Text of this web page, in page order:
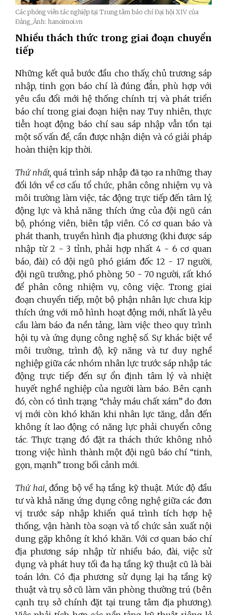
Các phóng viên tác nghiệp tại Trung tâm báo chí Đại hội XIV của
Đảng_Ảnh: hanoimoi.vn
Nhiều thách thức trong giai đoạn chuyển
tiếp
Những kết quả bước đầu cho thấy, chủ trương sáp
nhập, tinh gọn báo chí là đúng đắn, phù hợp với
yêu cầu đổi mới hệ thống chính trị và phát triển
báo chí trong giai đoạn hiện nay. Tuy nhiên, thực
tiễn hoạt động báo chí sau sáp nhập vẫn tồn tại
một số vấn đề, cần được nhận diện và có giải pháp
hoàn thiện kịp thời.
Thứ nhất, quá trình sáp nhập đã tạo ra những thay
đổi lớn về cơ cấu tổ chức, phân công nhiệm vụ và
môi trường làm việc, tác động trực tiếp đến tâm lý,
động lực và khả năng thích ứng của đội ngũ cán
bộ, phóng viên, biên tập viên. Có cơ quan báo và
phát thanh, truyền hình địa phương (khi được sáp
nhập từ 2 - 3 tỉnh, phải hợp nhất 4 - 6 cơ quan
báo, đài) có đội ngũ phó giám đốc 12 - 17 người,
đội ngũ trưởng, phó phòng 50 - 70 người, rất khó
để phân công nhiệm vụ, công việc. Trong giai
đoạn chuyển tiếp, một bộ phận nhân lực chưa kịp
thích ứng với mô hình hoạt động mới, nhất là yêu
cầu làm báo đa nền tảng, làm việc theo quy trình
hội tụ và ứng dụng công nghệ số. Sự khác biệt về
môi trường, trình độ, kỹ năng và tư duy nghề
nghiệp giữa các nhóm nhân lực trước sáp nhập tác
động trực tiếp đến sự ổn định tâm lý và nhiệt
huyết nghề nghiệp của người làm báo. Bên cạnh
đó, còn có tình trạng “chảy máu chất xám” do đơn
vị mới còn khó khăn khi nhân lực tăng, dẫn đến
không ít lao động có năng lực phải chuyển công
tác. Thực trạng đó đặt ra thách thức không nhỏ
trong việc hình thành một đội ngũ báo chí “tinh,
gọn, mạnh” trong bối cảnh mới.
Thứ hai, đồng bộ về hạ tầng kỹ thuật. Mức độ đầu
tư và khả năng ứng dụng công nghệ giữa các đơn
vị trước sáp nhập khiến quá trình tích hợp hệ
thống, vận hành tòa soạn và tổ chức sản xuất nội
dung gặp không ít khó khăn. Với cơ quan báo chí
địa phương sáp nhập từ nhiều báo, đài, việc sử
dụng và phát huy tối đa hạ tầng kỹ thuật cũ là bài
toán lớn. Có địa phương sử dụng lại hạ tầng kỹ
thuật và trụ sở cũ làm văn phòng thường trú (bên
cạnh trụ sở chính đặt tại trung tâm địa phương).